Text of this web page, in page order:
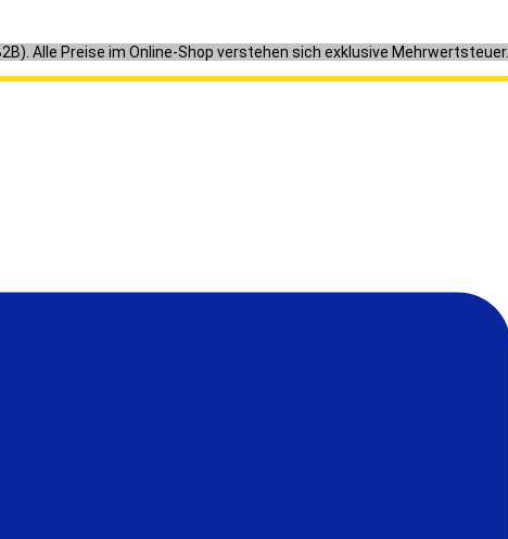
Alle Preise im Online-Shop verstehen sich exklusive Mehrwertsteuer.